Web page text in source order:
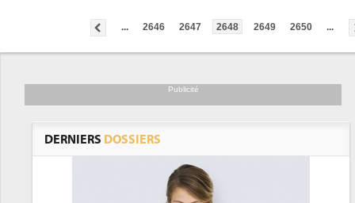
... 2646 2647 2648 2649 2650 ...
Publicité
DERNIERS DOSSIERS